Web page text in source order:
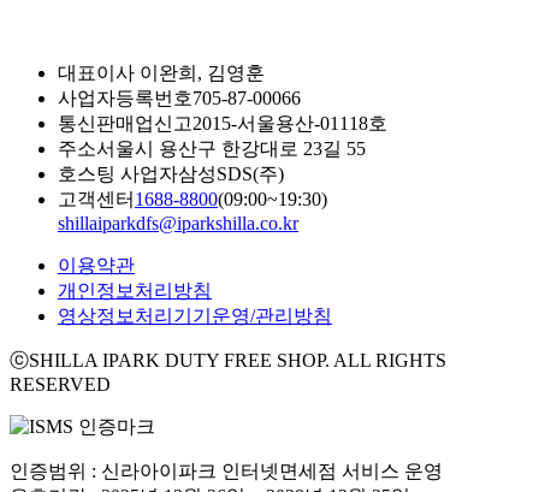
대표이사 이완희, 김영훈
사업자등록번호705-87-00066
통신판매업신고2015-서울용산-01118호
주소서울시 용산구 한강대로 23길 55
호스팅 사업자삼성SDS(주)
고객센터 1688-8800(09:00~19:30)
shillaiparkdfs@iparkshilla.co.kr
이용약관
개인정보처리방침
영상정보처리기기운영/관리방침
ⓒSHILLA IPARK DUTY FREE SHOP. ALL RIGHTS
RESERVED
인증범위 : 신라아이파크 인터넷면세점 서비스 운영